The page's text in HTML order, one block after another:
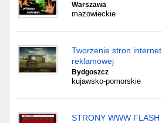
Warszawa
mazowieckie
Tworzenie stron
reklamowej
Bydgoszcz
kujawsko-pomorskie
STRONY WWW FLASH